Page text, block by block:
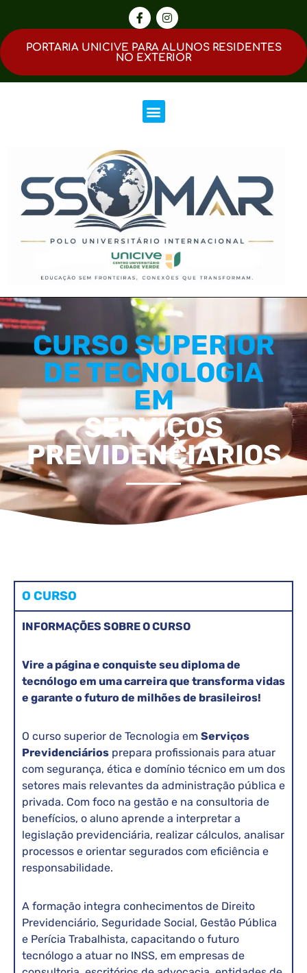
PORTARIA UNICIVE PARA ALUNOS RESIDENTES
NO EXTERIOR
CURSO SUPERIOR
DE TECNOLOGIA
EM
SERVIÇOS
PREVIDENCIÁRIOS
O CURSO
INFORMAÇÕES SOBRE O CURSO
Vire a página e conquiste seu diploma de
tecnólogo em uma carreira que transforma vidas
e garante o futuro de milhões de brasileiros!
O curso superior de Tecnologia em Serviços
Previdenciários prepara profissionais para atuar
com segurança, ética e domínio técnico em um dos
setores mais relevantes da administração pública e
privada. Com foco na gestão e na consultoria de
benefícios, o aluno aprende a interpretar a
legislação previdenciária, realizar cálculos, analisar
processos e orientar segurados com eficiência e
responsabilidade.
A formação integra conhecimentos de Direito
Previdenciário, Seguridade Social, Gestão Pública
e Perícia Trabalhista, capacitando o futuro
tecnólogo a atuar no INSS, em empresas de